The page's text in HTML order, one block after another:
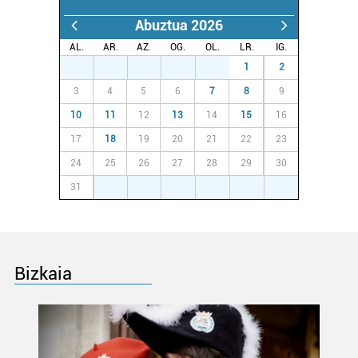
Abuztua 2026
AL. AR. AZ. OG. OL. LR.
IG.
1 2
3 4 5 6 7 8 9
10 11 12 13 14 15 16
17 18 19 20 21 22 23
24 25 26 27 28 29 30
31
Bizkaia